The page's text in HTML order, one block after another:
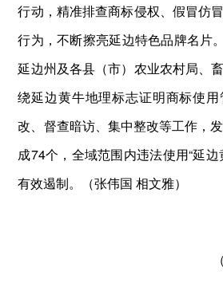
行动，精准排查商标侵权、假冒仿
行为，不断擦亮延边特色品牌名片
延边州及各县（市）农业农村局、
绕延边黄牛地理标志证明商标使
改、督查暗访、集中整改等工作，
成74个，全域范围内违法使用“延
有效遏制。（张伟国 相文雅）